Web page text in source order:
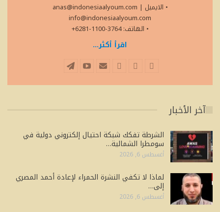
• الايميل
anas@indonesiaalyoum.com |
info@indonesiaalyoum.com
• الهاتف: 3764-1100-6281+
اقرأ أكثر...
آخر الأخبار
الشرطة تفكك شبكة احتيال إلكتروني دولية في
سومطرا الشمالية…
أغسطس 6, 2026
لماذا لا تكفي النشرة الحمراء لإعادة أحمد المصري
إلى…
أغسطس 6, 2026